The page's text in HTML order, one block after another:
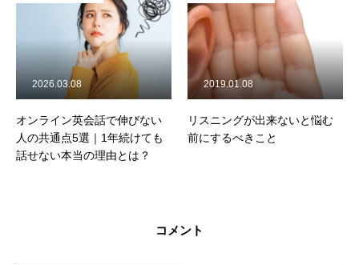
オンライン英会話で伸びない
人の共通点5選｜1年続けても
話せない本当の理由とは？
2026.03.08
リスニングが出来ないと悩む
前にするべきこと
2019.01.08
コメント